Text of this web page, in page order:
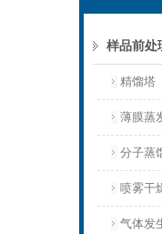
样品前处
精馏塔
薄膜蒸
分子蒸
喷雾干
气体发